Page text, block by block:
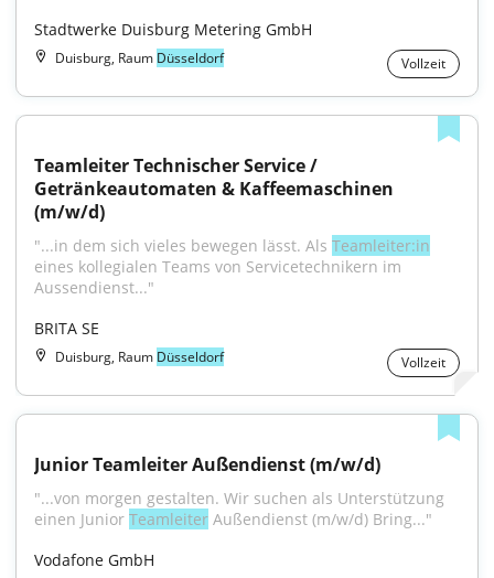
Stadtwerke Duisburg Metering GmbH
Duisburg, Raum Düsseldorf Vollzeit
Teamleiter Technischer Service /
Getränkeautomaten & Kaffeemaschinen
(m/w/d)
"...in dem sich vieles bewegen lässt. Als Teamleiter:in
eines kollegialen Teams von Servicetechnikern im
Aussendienst..."
BRITA SE
Duisburg, Raum Düsseldorf Vollzeit
Junior Teamleiter Außendienst (m/w/d)
"...von morgen gestalten. Wir suchen als Unterstützung
einen Junior Teamleiter Außendienst (m/w/d) Bring..."
Vodafone GmbH